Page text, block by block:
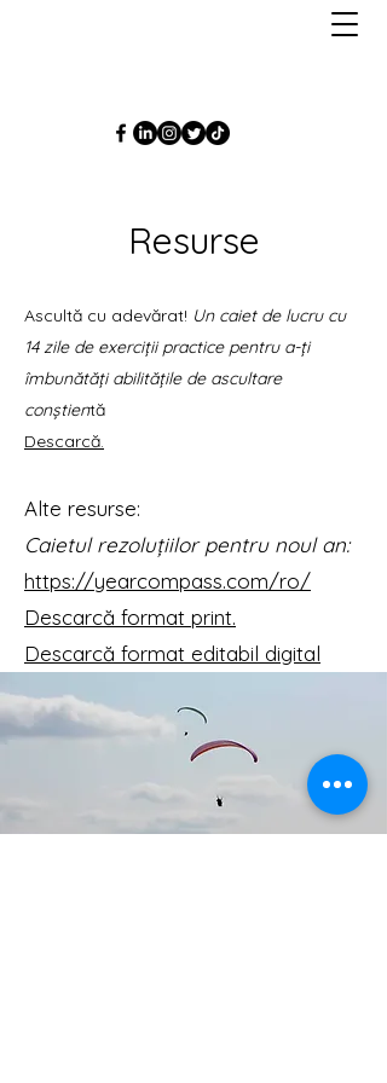
Resurse
Ascultă cu adevărat! Un caiet de lucru cu
14 zile de exerciții practice pentru a-ți
îmbunătăți abilitățile de ascultare
conștientă
Descarcă.
Alte resurse:
Caietul rezoluțiilor pentru noul an:
https://yearcompass.com/ro/
Descarcă format print.
Descarcă format editabil digital